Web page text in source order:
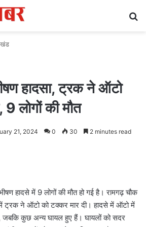
हादसा, ट्रक ने ऑटो
9 लोगों की मौत
21, 2024 0 30 2 minutes read
हादसे में 9 लोगों की मौत हो गई है। रामगढ़ चौक
में ट्रक ने ऑटो को टक्कर मार दी। हादसे में ऑटो में
जबकि कुछ अन्य घायल हुए हैं। घायलों को सदर